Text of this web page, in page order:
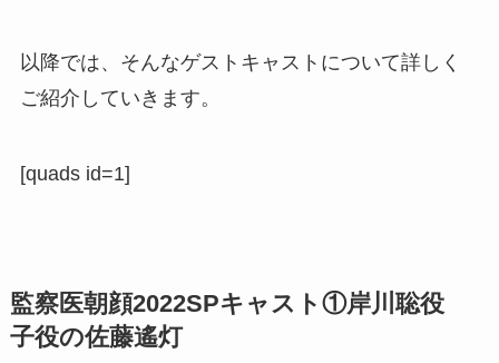
以降では、そんなゲストキャストについて詳しく
ご紹介していきます。
[quads id=1]
監察医朝顔2022SPキャスト①岸川聡役
子役の佐藤遙灯